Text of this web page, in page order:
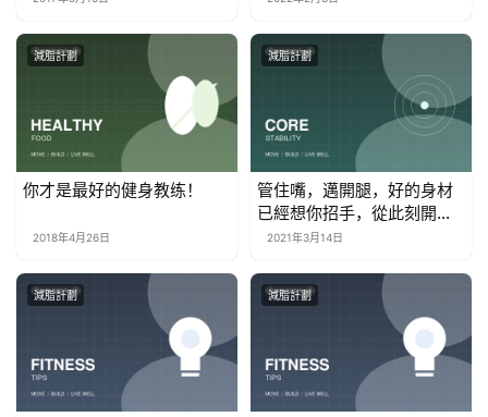
減脂計劃
你才是最好的健身教练！
2018年4月26日
減脂計劃
管住嘴，邁開腿，好的身材
已經想你招手，從此刻開始
科學鍛鍊
2021年3月14日
減脂計劃 減脂計劃